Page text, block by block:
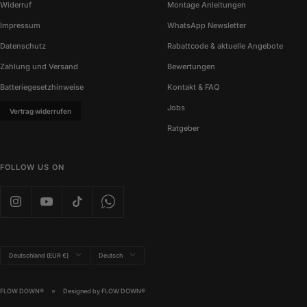
Widerruf
Impressum
Datenschutz
Zahlung und Versand
Batteriegesetzhinweise
Vertrag widerrufen
Montage Anleitungen
WhatsApp Newsletter
Rabattcode & aktuelle Angebote
Bewertungen
Kontakt & FAQ
Jobs
Ratgeber
FOLLOW US ON
Land/Region Deutschland (EUR €) Sprache
Deutsch
FLOW DOWN® Designed by FLOW DOWN®